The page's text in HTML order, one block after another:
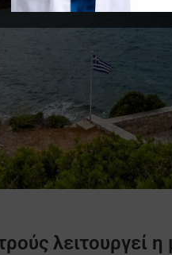
λειτουργεί